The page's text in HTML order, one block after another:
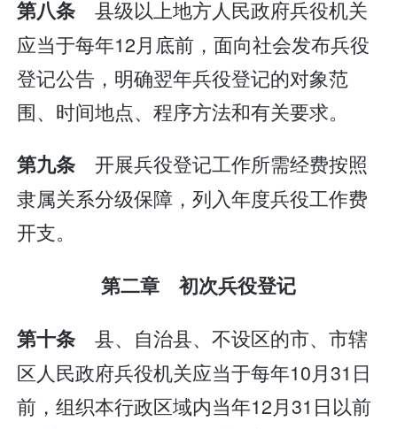
第八条县级以上地方人民政府兵役机关
应当于每年12月底前，面向社会发布兵役
登记公告，明确翌年兵役登记的对象范
围、时间地点、程序方法和有关要求。
第九条开展兵役登记工作所需经费按照
隶属关系分级保障，列入年度兵役工作费
开支。
第二章 初次兵役登记
第十条县、自治县、不设区的市、市辖
区人民政府兵役机关应当于每年10月31日
前，组织本行政区域内当年12月31日以前